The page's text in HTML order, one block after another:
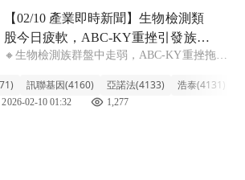
時新聞】生物檢測類股今日疲軟，ABC-
【02/10 產業即時新聞】生物檢測類
股今日疲軟，ABC-KY重挫引發族群
調整壓力
🔸生物檢測族群盤中走弱，ABC-KY重挫拖累
類股指數盤中下跌2.63%，主要受到指標股
ABC-KY (-8.77%) 重挫的拖累。儘管慧智
訊聯基因(4160) 亞諾法(4133) 浩泰(4131)
2026-02-10 01:32 1,277